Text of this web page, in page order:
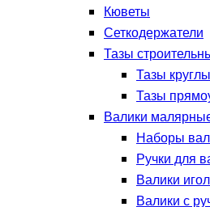
Кюветы
Сеткодержатели
Тазы
Тазы
Тазы
Валики
Наборы
Ручки для
Валики
Валики с